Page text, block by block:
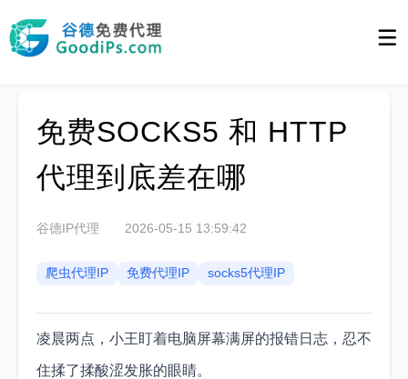
免费SOCKS5 和 HTTP
代理到底差在哪
谷德IP代理 2026-05-15 13:59:42
爬虫代理IP 免费代理IP socks5代理IP
凌晨两点，小王盯着电脑屏幕满屏的报错日志，忍不
住揉了揉酸涩发胀的眼睛。